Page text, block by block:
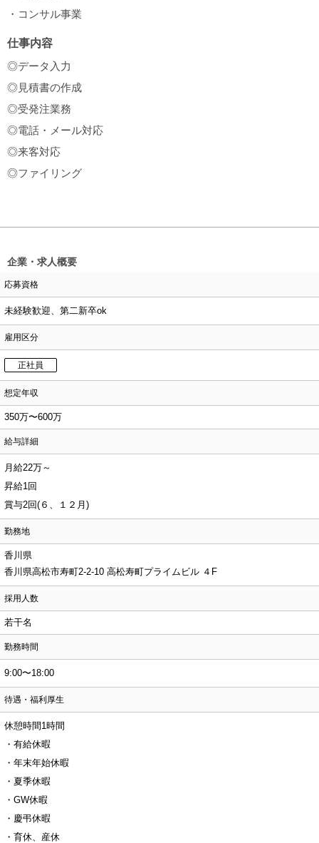
・コンサル事業
仕事内容
◎データ入力
◎見積書の作成
◎受発注業務
◎電話・メール対応
◎来客対応
◎ファイリング
企業・求人概要
応募資格
未経験歓迎、第二新卒ok
雇用区分
正社員
想定年収
350万〜600万
給与詳細
月給22万～
昇給1回
賞与2回(６、１２月)
勤務地
香川県
香川県高松市寿町2-2-10 高松寿町プライムビル ４F
採用人数
若干名
勤務時間
9:00〜18:00
待遇・福利厚生
休憩時間1時間
・有給休暇
・年末年始休暇
・夏季休暇
・GW休暇
・慶弔休暇
・育休、産休